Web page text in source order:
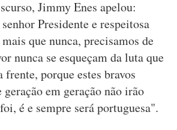
Jimmy Enes apelou:
Presidente e respeitosa
que nunca, precisamos de
nunca se esqueçam da luta que
frente, porque estes bravos
em geração não irão
é e sempre será portuguesa".